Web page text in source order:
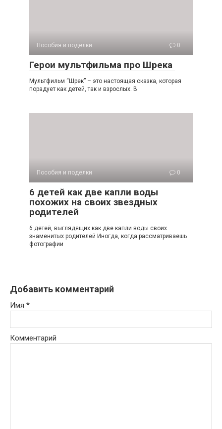
Пособия и поделки 0
Герои мультфильма про Шрека
Мультфильм “Шрек” – это настоящая сказка, которая
порадует как детей, так и взрослых. В
Пособия и поделки 0
6 детей как две капли воды
похожих на своих звездных
родителей
6 детей, выглядящих как две капли воды своих
знаменитых родителей Иногда, когда рассматриваешь
фотографии
Добавить комментарий
Имя *
Комментарий